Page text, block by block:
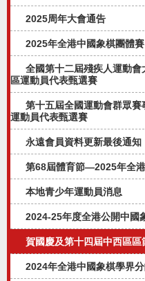
2025周年大會通告
2025年全港中國象棋團體賽
全國第十二屆殘疾人運動
區運動員代表甄選賽
第十五屆全國運動會群眾
運動員代表甄選賽
永遠會員資料更新最後通知
第68屆體育節—2025年全
本地青少年運動員消息
2024-25年度全港公開中國
賀國慶及第十四屆中西區
2024年全港中國象棋學界